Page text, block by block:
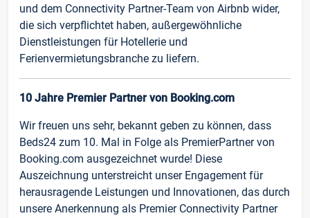
und dem Connectivity Partner-Team von Airbnb wider,
die sich verpflichtet haben, außergewöhnliche
Dienstleistungen für Hotellerie und
Ferienvermietungsbranche zu liefern.
10 Jahre Premier Partner von Booking.com
Wir freuen uns sehr, bekannt geben zu können, dass
Beds24 zum 10. Mal in Folge als PremierPartner von
Booking.com ausgezeichnet wurde! Diese
Auszeichnung unterstreicht unser Engagement für
herausragende Leistungen und Innovationen, das durch
unsere Anerkennung als Premier Connectivity Partner